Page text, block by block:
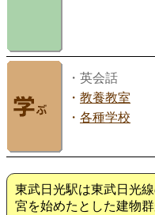
・英会話
・ 教養教室
・ 各種学校
東武日光駅は東武日光
宮を始めたとした建物